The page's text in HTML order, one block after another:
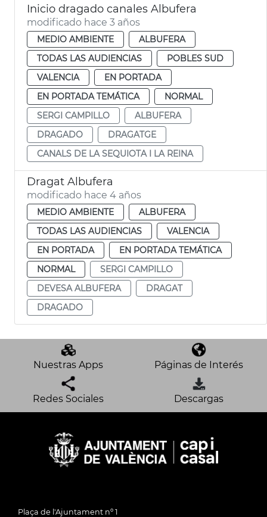
Inicio dragado canales Albufera
modificado hace 3 años
MEDIO AMBIENTE
ALBUFERA
TODAS LAS AUDIENCIAS
POBLES SUD
VALENCIA
EN PORTADA
EN PORTADA TEMÁTICA
NORMAL
SERGI CAMPILLO
ALBUFERA
DRAGADO
DRAGATGE
CANALS DE LA SEQUIOTA I LA REINA
Dragat Albufera
modificado hace 4 años
MEDIO AMBIENTE
ALBUFERA
TODAS LAS AUDIENCIAS
VALENCIA
EN PORTADA
EN PORTADA TEMÁTICA
NORMAL
SERGI CAMPILLO
DEVESA ALBUFERA
DRAGAT
DRAGADO
Nuestras Apps Páginas de Interés
Redes Sociales Descargas
Plaça de l'Ajuntament nº 1